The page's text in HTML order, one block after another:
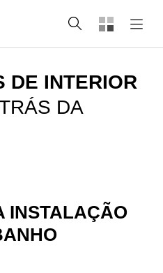
Pesquisa
DE INTERIOR
DA
INSTALAÇÃO